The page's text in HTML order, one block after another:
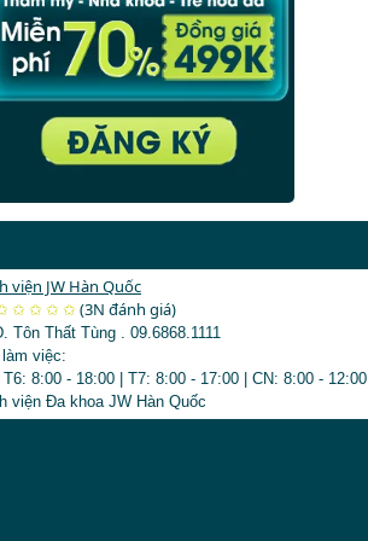
Xem thêm bài viết thịnh hành›
viện JW Hàn Quốc
✩✩✩✩(3N đánh giá)3123
Tôn Thất Tùng . 09.6868.1111
việc:
T6: 8:00 - 18:00
T7: 8:00 - 17:00
CN: 8:00 - 12:00
viện Đa khoa JW Hàn Quốc